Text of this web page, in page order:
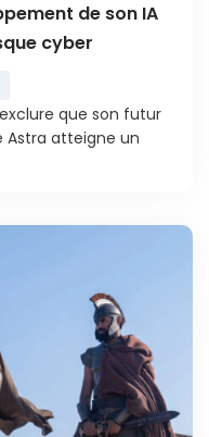
de son IA
cyber
que son futur
Astra atteigne un